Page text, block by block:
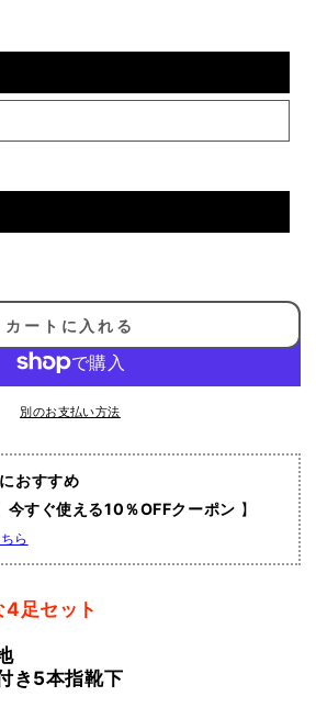
カートに入れる
別のお支払い方法
おすすめ
今すぐ使える10％OFFクーポン 】
ら
4足セット
き5本指靴下